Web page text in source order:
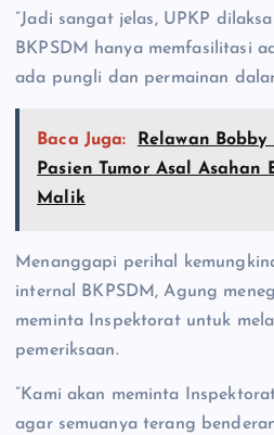
‎”Jadi sangat jelas, UPKP
BKPSDM hanya memfasilitasi
ada pungli dan permainan
Baca Juga:
Relawan
Pasien Tumor Asal Asahan
Malik
‎Menanggapi perihal
internal BKPSDM, Agung
meminta Inspektorat untuk
pemeriksaan.
‎”Kami akan meminta
agar semuanya terang